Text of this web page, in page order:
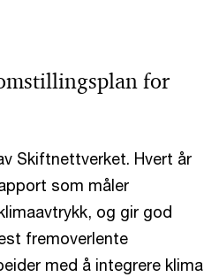
for
Skiftnettverket. Hvert år
som måler
og gir god
fremoverlente
med å integrere klima